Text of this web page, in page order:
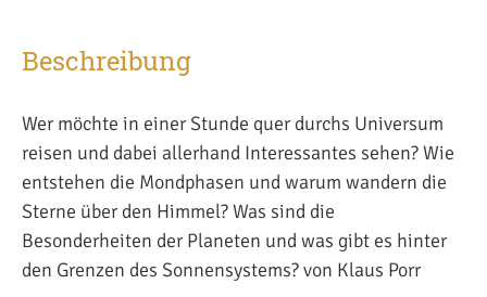
Beschreibung
Wer möchte in einer Stunde quer durchs Universum
reisen und dabei allerhand Interessantes sehen? Wie
entstehen die Mondphasen und warum wandern die
Sterne über den Himmel? Was sind die
Besonderheiten der Planeten und was gibt es hinter
den Grenzen des Sonnensystems? von Klaus Porr